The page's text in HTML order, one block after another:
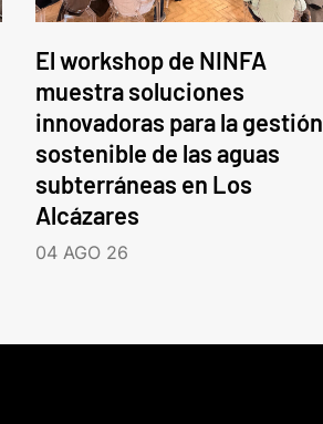
El workshop de NINFA
muestra soluciones
innovadoras para la gestión
sostenible de las aguas
subterráneas en Los
Alcázares
04 AGO 26